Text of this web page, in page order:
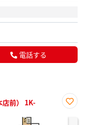
電話する
店前） 1K-
に入